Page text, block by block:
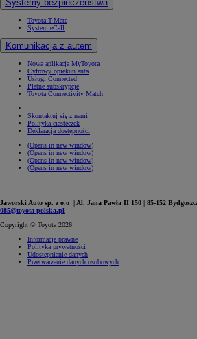
Systemy bezpieczeństwa
Toyota T-Mate
System eCall
Komunikacja z autem
Nowa aplikacja MyToyota
Cyfrowy opiekun auta
Usługi Connected
Płatne subskrypcje
Toyota Connectivity Match
Skontaktuj się z nami
Polityka ciasteczek
Deklaracja dostępności
(Opens in new window)
(Opens in new window)
(Opens in new window)
(Opens in new window)
Jaworski Auto sp. z o.o | Al. Jana Pawła II 150 | 85-152
085@toyota-polska.pl
Copyright © Toyota 2026
Informacje prawne
Polityka prywatności
Udostępnianie danych
Przetwarzanie danych osobowych